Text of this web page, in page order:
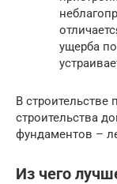
ущерба
В строительстве
строительства
фундаментов –
Из чего